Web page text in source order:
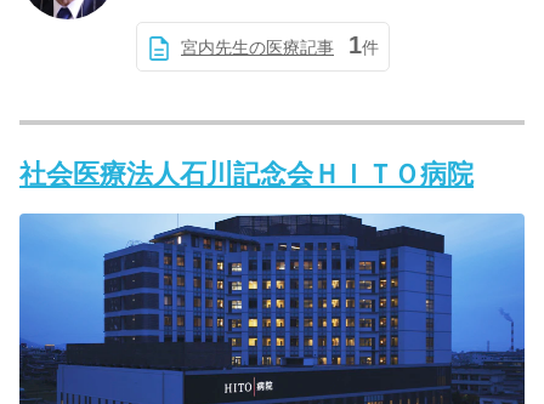
宮内先生の医療記事 1件
社会医療法人石川記念会ＨＩＴＯ病院